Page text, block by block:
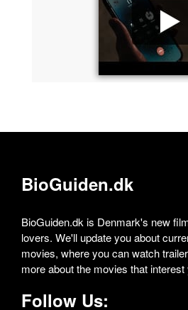
BioGuiden.dk
BioGuiden.dk is Denmark's new
lovers. We'll update you about
movies, where you can watch
more about the movies that interest
Follow Us: